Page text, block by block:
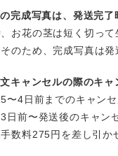
完成写真は、発送完了
お花の茎は短く切っ
のため、完成写真は
キャンセルの際のキャ
〜4日前までのキャン
日前〜発送後のキャン
数料275円を差し引か